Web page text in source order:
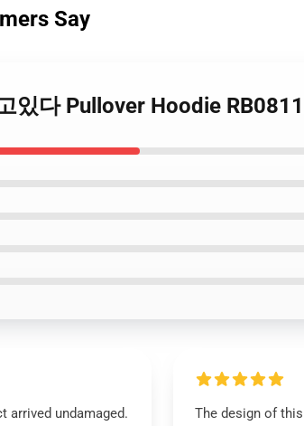
Say
있다 Pullover Hoodie RB0811
arrived undamaged.
The design of